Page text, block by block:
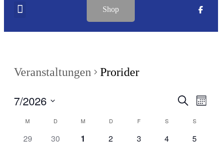
Shop
Veranstaltungen Prorider
und
Suche
Month
7/2026
wählen.
Kalender
von
M D M D F S S
0
29
0
30
0
1
0
2
0
3
0
4
0
5